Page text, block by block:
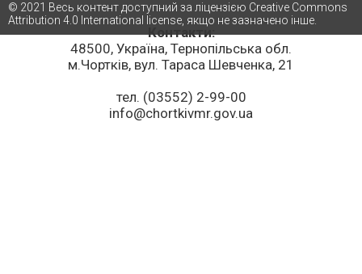
Контакти:
48500, Україна, Тернопільська обл.
м.Чортків, вул. Тараса Шевченка, 21
тел. (03552) 2-99-00
info@chortkivmr.gov.ua
© 2021 Весь контент доступний за ліцензією Creative Commons
Attribution 4.0 International license, якщо не зазначено інше.